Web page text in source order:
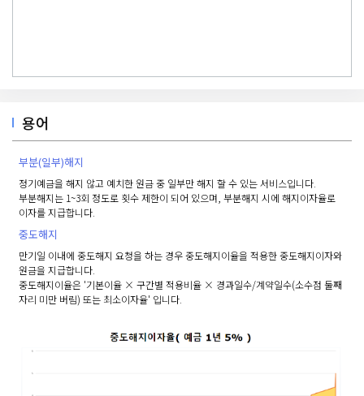
용어
부분(일부)해지
정기예금을 해지 않고 예치한 원금 중 일부만 해지 할 수 있는 서비스입니다.
부분해지는 1~3회 정도로 횟수 제한이 되어 있으며, 부분해지 시에 해지이자율로
이자를 지급합니다.
중도해지
만기일 이내에 중도해지 요청을 하는 경우 중도해지이율을 적용한 중도해지이자와
원금을 지급합니다.
중도해지이율은 '기본이율 × 구간별 적용비율 × 경과일수/계약일수(소수점 둘째
자리 미만 버림) 또는 최소이자율' 입니다.